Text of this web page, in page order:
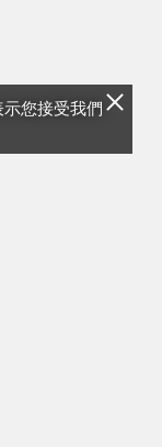
您接受我們